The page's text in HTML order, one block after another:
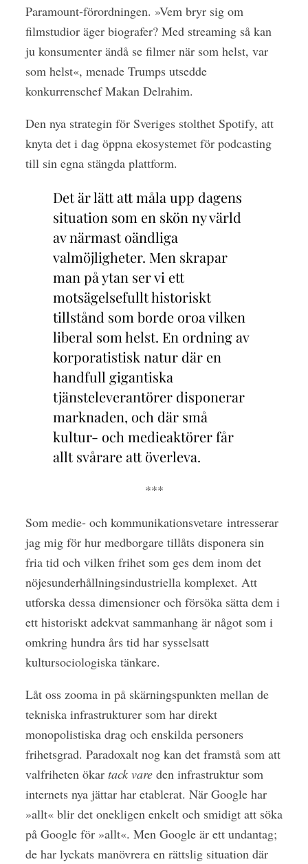
Paramount-förordningen. »Vem bryr sig om
filmstudior äger biografer? Med streaming så kan
ju konsumenter ändå se filmer när som helst, var
som helst«, menade Trumps utsedde
konkurrenschef Makan Delrahim.
Den nya strategin för Sveriges stolthet Spotify, att
knyta det i dag öppna ekosystemet för podcasting
till sin egna stängda plattform.
Det är lätt att måla upp dagens
situation som en skön ny värld
av närmast oändliga
valmöjligheter. Men skrapar
man på ytan ser vi ett
motsägelsefullt historiskt
tillstånd som borde oroa vilken
liberal som helst. En ordning av
korporatistisk natur där en
handfull gigantiska
tjänsteleverantörer disponerar
marknaden, och där små
kultur- och medieaktörer får
allt svårare att överleva.
***
Som medie- och kommunikationsvetare intresserar
jag mig för hur medborgare tillåts disponera sin
fria tid och vilken frihet som ges dem inom det
nöjesunderhållningsindustriella komplexet. Att
utforska dessa dimensioner och försöka sätta dem i
ett historiskt adekvat sammanhang är något som i
omkring hundra års tid har sysselsatt
kultursociologiska tänkare.
Låt oss zooma in på skärningspunkten mellan de
tekniska infrastrukturer som har direkt
monopolistiska drag och enskilda personers
frihetsgrad. Paradoxalt nog kan det framstå som att
valfriheten ökartack vare den infrastruktur som
internets nya jättar har etablerat. När Google har
»allt« blir det onekligen enkelt och smidigt att söka
på Google för »allt«. Men Google är ett undantag;
de har lyckats manövrera en rättslig situation där